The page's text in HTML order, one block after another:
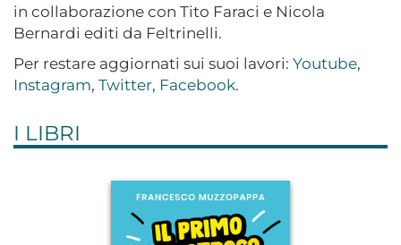
in collaborazione con Tito Faraci e Nicola
Bernardi editi da Feltrinelli.
Per restare aggiornati sui suoi lavori: Youtube,
Instagram, Twitter, Facebook.
I LIBRI